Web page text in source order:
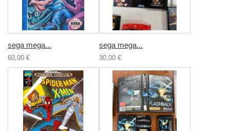
sega mega...
60,00 €
sega mega...
30,00 €